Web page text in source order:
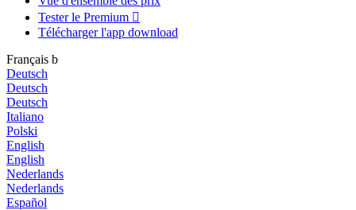
Tester le Premium 
Télécharger l'app download
Français b
Deutsch
Deutsch
Deutsch
Italiano
Polski
English
English
Nederlands
Nederlands
Español